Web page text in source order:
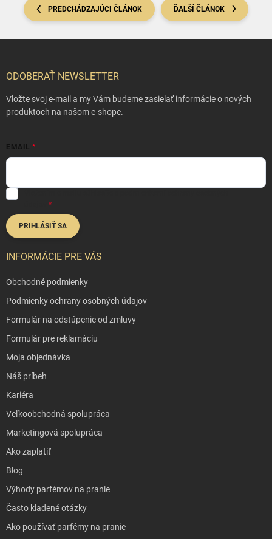
PREDCHÁDZAJÚCI ČLÁNOK ĎALŠÍ ČLÁNOK
ODOBERAŤ NEWSLETTER
Vložte svoj e-mail a my Vám budeme zasielať informácie o nových
produktoch na našom e-shope.
EMAIL
PRIHLÁSIŤ SA
INFORMÁCIE PRE VÁS
Obchodné podmienky
Podmienky ochrany osobných údajov
Formulár na odstúpenie od zmluvy
Formulár pre reklamáciu
Moja objednávka
Náš príbeh
Kariéra
Veľkoobchodná spolupráca
Marketingová spolupráca
Ako zaplatiť
Blog
Výhody parfémov na pranie
Často kladené otázky
Ako používať parfémy na pranie